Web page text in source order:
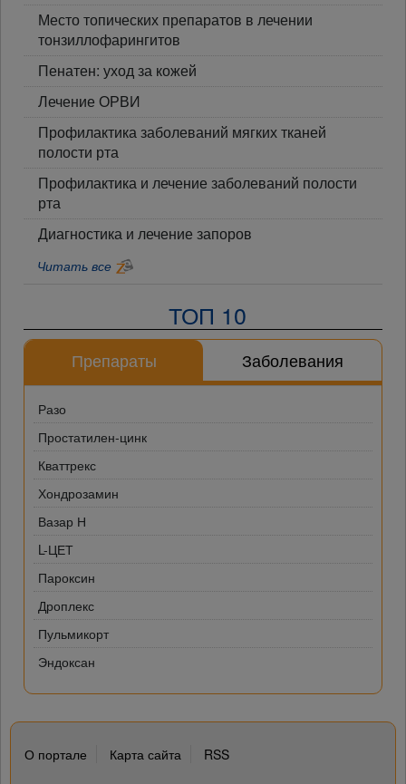
Место топических препаратов в лечении
тонзиллофарингитов
Пенатен: уход за кожей
Лечение ОРВИ
Профилактика заболеваний мягких тканей
полости рта
Профилактика и лечение заболеваний полости
рта
Диагностика и лечение запоров
Читать все
ТОП 10
Препараты Заболевания
Разо
Простатилен-цинк
Кваттрекс
Хондрозамин
Вазар Н
L-ЦЕТ
Пароксин
Дроплекс
Пульмикорт
Эндоксан
О портале Карта сайта RSS